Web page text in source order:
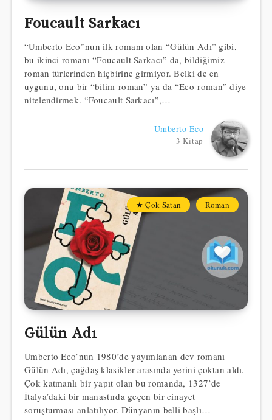
Foucault Sarkacı
“Umberto Eco”nun ilk romanı olan “Gülün Adı” gibi,
bu ikinci romanı “Foucault Sarkacı” da, bildiğimiz
roman türlerinden hiçbirine girmiyor. Belki de en
uygunu, onu bir “bilim-roman” ya da “Eco-roman” diye
nitelendirmek. “Foucault Sarkacı”,…
Umberto Eco
3 Kitap
★ Çok Satan Roman
Gülün Adı
Umberto Eco’nun 1980’de yayımlanan dev romanı
Gülün Adı, çağdaş klasikler arasında yerini çoktan aldı.
Çok katmanlı bir yapıt olan bu romanda, 1327’de
İtalya’daki bir manastırda geçen bir cinayet
soruşturması anlatılıyor. Dünyanın belli başlı…